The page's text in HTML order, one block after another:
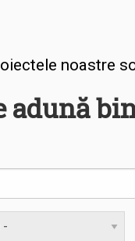
noastre
adună